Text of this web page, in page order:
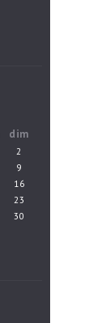
dim
2
9
16
23
30